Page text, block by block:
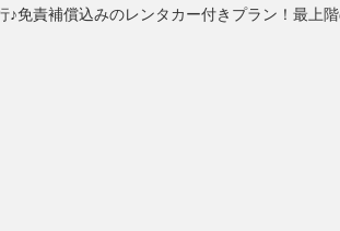
免責補償込みのレンタカー付きプラン！最上